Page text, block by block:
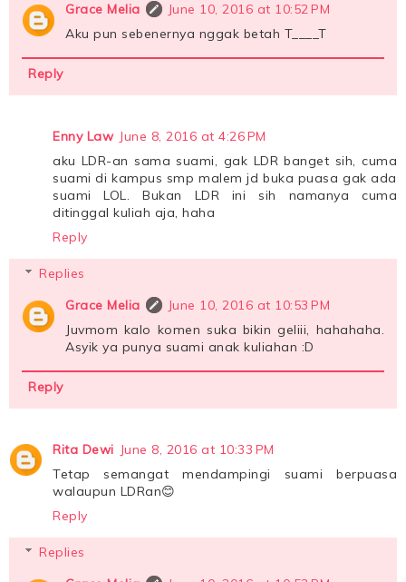
Grace Melia
June 10, 2016 at 10:52 PM
Aku pun sebenernya nggak betah T____T
Reply
Enny Law June 8, 2016 at 4:26 PM
aku LDR-an sama suami, gak LDR banget sih, cuma
suami di kampus smp malem jd buka puasa gak ada
suami LOL. Bukan LDR ini sih namanya cuma
ditinggal kuliah aja, haha
Reply
Replies
Grace Melia
June 10, 2016 at 10:53 PM
Juvmom kalo komen suka bikin geliii, hahahaha.
Asyik ya punya suami anak kuliahan :D
Reply
Rita Dewi June 8, 2016 at 10:33 PM
Tetap semangat mendampingi suami berpuasa
walaupun LDRan😊
Reply
Replies